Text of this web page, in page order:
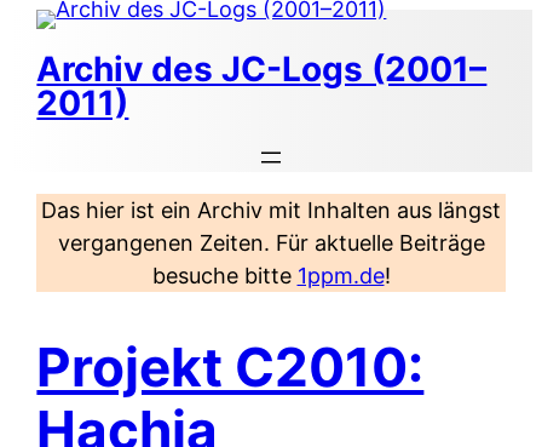
Zum
Inhalt
springen
Archiv des JC-Logs (2001–
2011)
Das hier ist ein Archiv mit Inhalten aus längst
vergangenen Zeiten. Für aktuelle Beiträge
besuche bitte 1ppm.de!
Projekt C2010:
Hachja